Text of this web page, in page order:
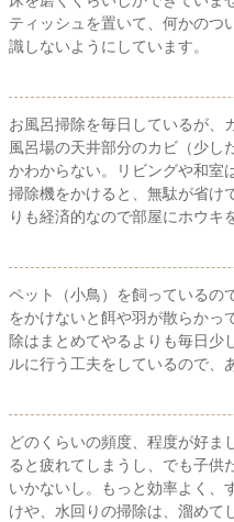
ティッシュを置いて、何かのつ
識しないようにしています。
お風呂掃除を毎日しているが、
風呂場の天井部分のカビ（少し
かわからない。リビングや和室
掃除機をかけると、無駄が省け
りも経済的なので部屋にホウキ
ペット（小鳥）を飼っているの
をかけないと餌や羽が散らかっ
除はまとめてやるよりも毎日少
ルに行う工夫をしているので、
どのくらいの頻度、程度が好ま
ると疲れてしまうし、でも子供
いかないし。もっと効率よく、
けや、水回りの掃除は、溜めて